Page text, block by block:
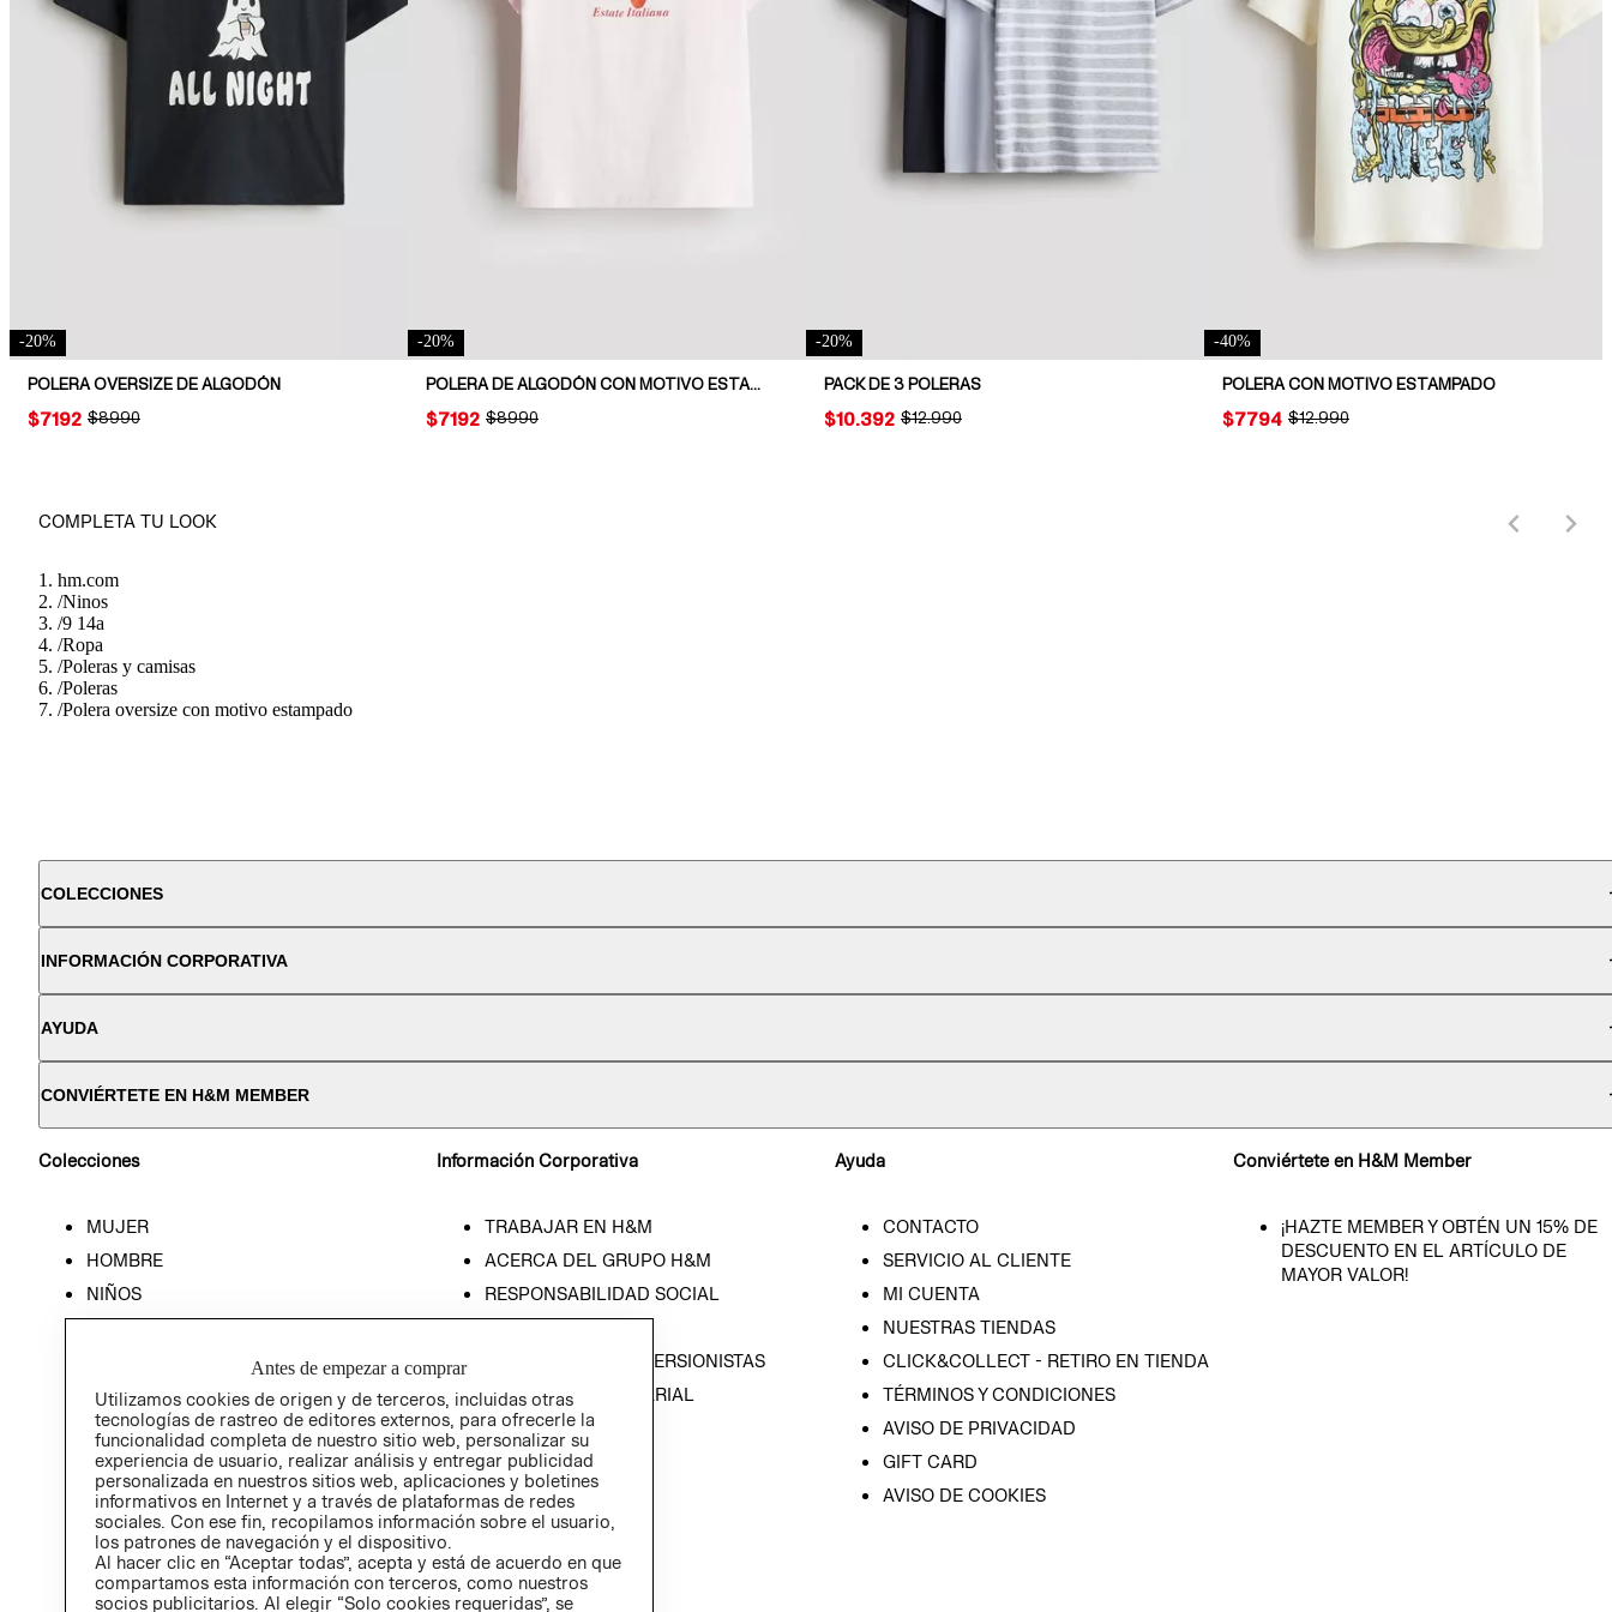
-20%
POLERA OVERSIZE DE ALGODÓN
ORIGINAL PRICE:
$8990
PRICE:
$7192
-20%
POLERA DE ALGODÓN CON MOTIVO ESTAMPADO
ORIGINAL PRICE:
$8990
PRICE:
$7192
-20%
PACK DE 3 POLERAS
ORIGINAL PRICE:
$12.990
PRICE:
$10.392
-40%
POLERA CON MOTIVO ESTAMPADO
ORIGINAL PRICE:
$12.990
PRICE:
$7794
COMPLETA TU LOOK
hm.com
/Ninos
/9 14a
/Ropa
/Poleras y camisas
/Poleras
/Polera oversize con motivo estampado
COLECCIONES
INFORMACIÓN CORPORATIVA
AYUDA
CONVIÉRTETE EN H&M MEMBER
Colecciones
MUJER
HOMBRE
NIÑOS
Información Corporativa
TRABAJAR EN H&M
ACERCA DEL GRUPO H&M
RESPONSABILIDAD SOCIAL
RELACIÓN CON INVERSIONISTAS
POLÍTICA EMPRESARIAL
Ayuda
CONTACTO
SERVICIO AL CLIENTE
MI CUENTA
NUESTRAS TIENDAS
CLICK&COLLECT - RETIRO EN TIENDA
TÉRMINOS Y CONDICIONES
AVISO DE PRIVACIDAD
GIFT CARD
AVISO DE COOKIES
Conviértete en H&M Member
¡HAZTE MEMBER Y OBTÉN UN 15% DE
DESCUENTO EN EL ARTÍCULO DE
MAYOR VALOR!
Antes de empezar a comprar
Utilizamos cookies de origen y de terceros, incluidas otras
tecnologías de rastreo de editores externos, para ofrecerle la
funcionalidad completa de nuestro sitio web, personalizar su
experiencia de usuario, realizar análisis y entregar publicidad
personalizada en nuestros sitios web, aplicaciones y boletines
informativos en Internet y a través de plataformas de redes
sociales. Con ese fin, recopilamos información sobre el usuario,
los patrones de navegación y el dispositivo.
Al hacer clic en “Aceptar todas”, acepta y está de acuerdo en que
compartamos esta información con terceros, como nuestros
socios publicitarios. Al elegir “Solo cookies requeridas”, se